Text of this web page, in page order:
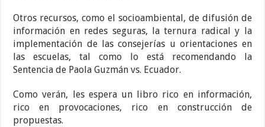
Otros recursos, como el socioambiental, de difusión de
información en redes seguras, la ternura radical y la
implementación de las consejerías u orientaciones en
las escuelas, tal como lo está recomendando la
Sentencia de Paola Guzmán vs. Ecuador.
Como verán, les espera un libro rico en información,
rico en provocaciones, rico en construcción de
propuestas.